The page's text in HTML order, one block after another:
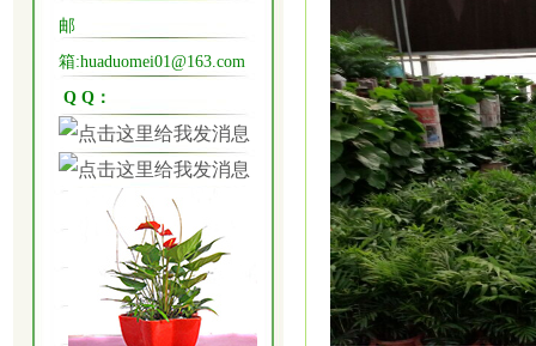
邮
箱:huaduomei01@163.com
Q Q：